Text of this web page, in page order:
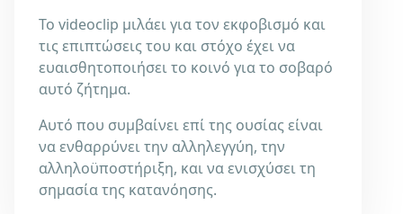
Το videoclip μιλάει για τον εκφοβισμό και
τις επιπτώσεις του και στόχο έχει να
ευαισθητοποιήσει το κοινό για το σοβαρό
αυτό ζήτημα.
Αυτό που συμβαίνει επί της ουσίας είναι
να ενθαρρύνει την αλληλεγγύη, την
αλληλοϋποστήριξη, και να ενισχύσει τη
σημασία της κατανόησης.